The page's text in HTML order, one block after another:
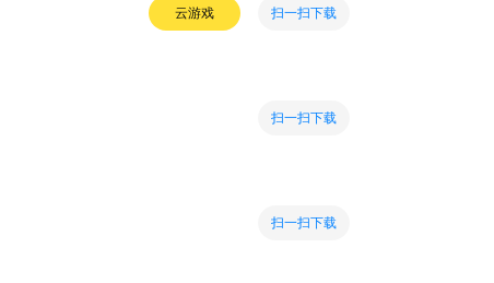
云游戏 扫一扫下载
扫一扫下载
扫一扫下载